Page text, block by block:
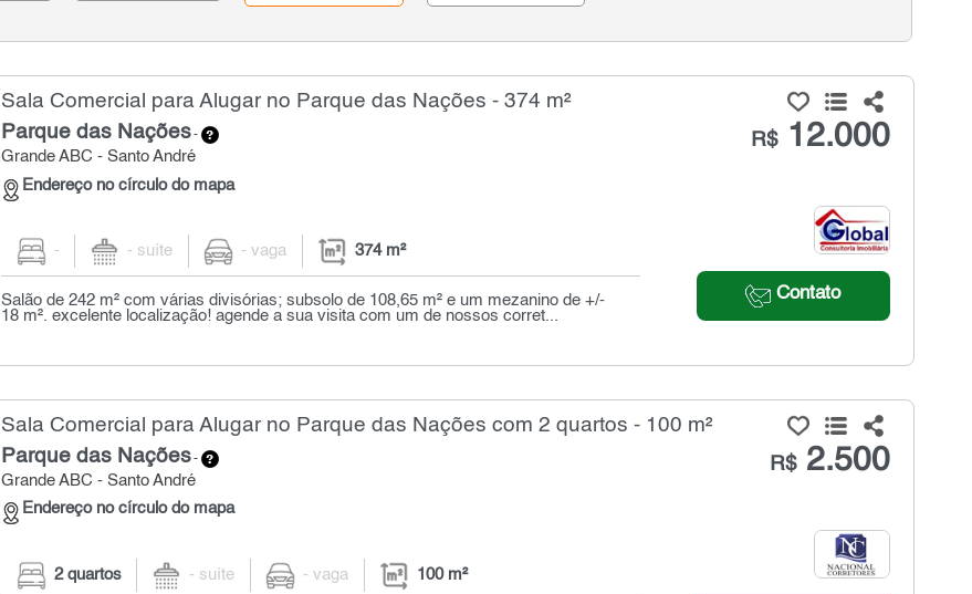
Sala Comercial para Alugar no Parque das Nações - 374 m²
Parque das Nações-
Grande ABC - Santo André
Endereço no círculo do mapa
R$12.000
Contato
- - suíte - vaga 374 m²
Salão de 242 m² com várias divisórias; subsolo de 108,65 m² e um mezanino de +/-
18 m². excelente localização! agende a sua visita com um de nossos corret...
Sala Comercial para Alugar no Parque das Nações com 2 quartos - 100 m²
Parque das Nações-
Grande ABC - Santo André
Endereço no círculo do mapa
R$2.500
2 quartos - suíte - vaga 100 m²